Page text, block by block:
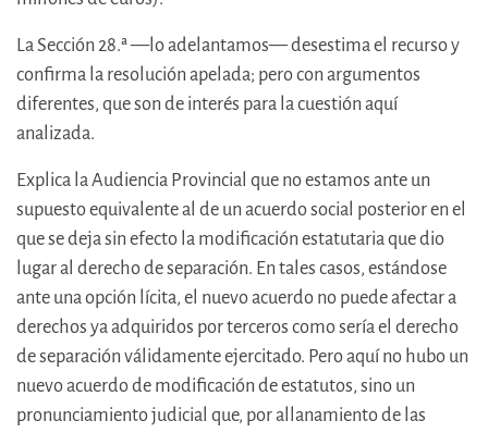
La Sección 28.ª —lo adelantamos— desestima el recurso y
confirma la resolución apelada; pero con argumentos
diferentes, que son de interés para la cuestión aquí
analizada.
Explica la Audiencia Provincial que no estamos ante un
supuesto equivalente al de un acuerdo social posterior en el
que se deja sin efecto la modificación estatutaria que dio
lugar al derecho de separación. En tales casos, estándose
ante una opción lícita, el nuevo acuerdo no puede afectar a
derechos ya adquiridos por terceros como sería el derecho
de separación válidamente ejercitado. Pero aquí no hubo un
nuevo acuerdo de modificación de estatutos, sino un
pronunciamiento judicial que, por allanamiento de las